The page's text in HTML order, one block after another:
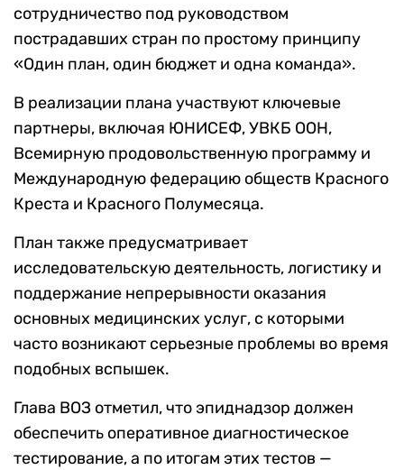
сотрудничество под руководством
пострадавших стран по простому принципу
«Один план, один бюджет и одна команда».
В реализации плана участвуют ключевые
партнеры, включая ЮНИСЕФ, УВКБ ООН,
Всемирную продовольственную программу и
Международную федерацию обществ Красного
Креста и Красного Полумесяца.
План также предусматривает
исследовательскую деятельность, логистику и
поддержание непрерывности оказания
основных медицинских услуг, с которыми
часто возникают серьезные проблемы во время
подобных вспышек.
Глава ВОЗ отметил, что эпиднадзор должен
обеспечить оперативное диагностическое
тестирование, а по итогам этих тестов —